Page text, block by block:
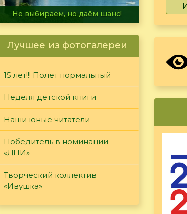
В огне не горит, в воде не тонет
Лучшее из фотогалереи
15 лет!!! Полет нормальный
Неделя детской книги
Наши юные читатели
Победитель в номинации
«ДПИ»
Творческий коллектив
«Ивушка»